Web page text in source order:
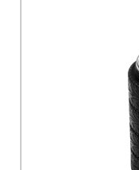
Súhlasím so
odoslania formulára.
Ochrany